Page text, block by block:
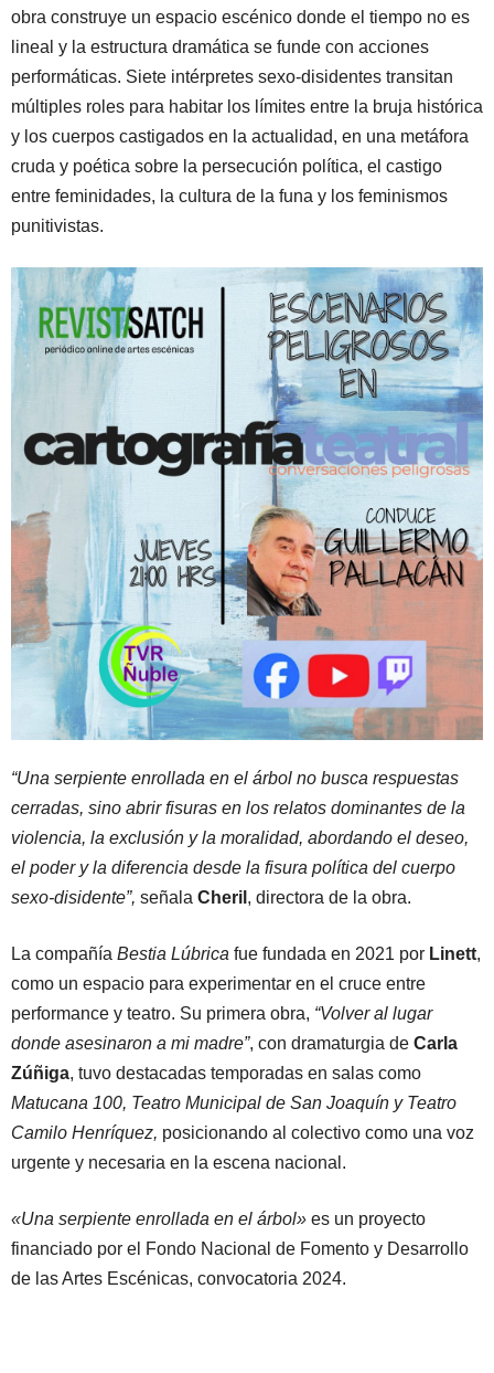
obra construye un espacio escénico donde el tiempo no es
lineal y la estructura dramática se funde con acciones
performáticas. Siete intérpretes sexo-disidentes transitan
múltiples roles para habitar los límites entre la bruja histórica
y los cuerpos castigados en la actualidad, en una metáfora
cruda y poética sobre la persecución política, el castigo
entre feminidades, la cultura de la funa y los feminismos
punitivistas.
“Una serpiente enrollada en el árbol no busca respuestas
cerradas, sino abrir fisuras en los relatos dominantes de la
violencia, la exclusión y la moralidad, abordando el deseo,
el poder y la diferencia desde la fisura política del cuerpo
sexo-disidente”, señala Cheril , directora de la obra.
La compañía Bestia Lúbrica fue fundada en 2021 por Linett,
como un espacio para experimentar en el cruce entre
performance y teatro. Su primera obra, “Volver al lugar
donde asesinaron a mi madre”, con dramaturgia de Carla
Zúñiga, tuvo destacadas temporadas en salas como
Matucana 100, Teatro Municipal de San Joaquín y Teatro
Camilo Henríquez, posicionando al colectivo como una voz
urgente y necesaria en la escena nacional.
«Una serpiente enrollada en el árbol» es un proyecto
financiado por el Fondo Nacional de Fomento y Desarrollo
de las Artes Escénicas, convocatoria 2024.